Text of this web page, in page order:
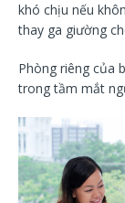
khó chịu nếu
thay ga giường
Phòng riêng của
trong tầm mắt